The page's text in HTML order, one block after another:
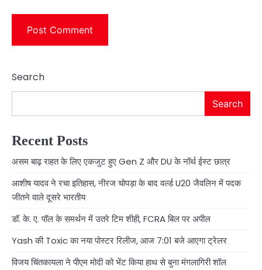
Search
Search
Recent Posts
असम बाढ़ राहत के लिए एकजुट हुए Gen Z और DU के नॉर्थ ईस्ट छात्र
आशीष यादव ने रचा इतिहास, नीरज चोपड़ा के बाद वर्ल्ड U20 जैवलिन में पदक
जीतने वाले दूसरे भारतीय
डॉ. के. ए. पॉल के समर्थन में उतरे टिम शीही, FCRA बिल पर अपील
Yash की Toxic का नया पोस्टर रिलीज, आज 7:01 बजे आएगा ट्रेलर
विजय चिंतकायला ने पीएम मोदी को भेंट किया हाथ से बुना मंगलागिरी शॉल